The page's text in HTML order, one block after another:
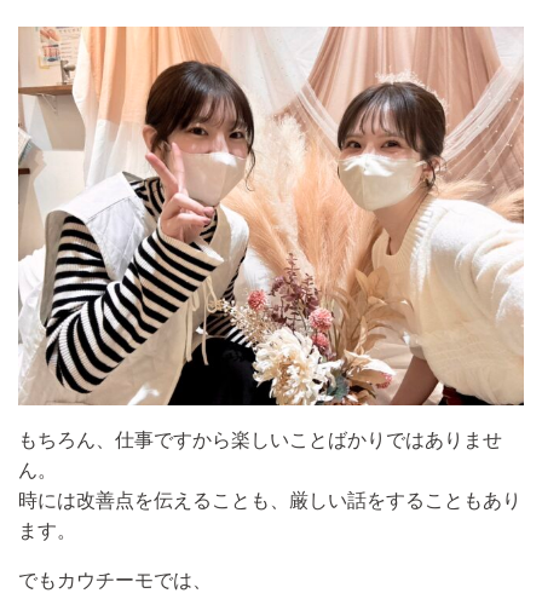
もちろん、仕事ですから楽しいことばかりではありませ
ん。
時には改善点を伝えることも、厳しい話をすることもあり
ます。
でもカウチーモでは、